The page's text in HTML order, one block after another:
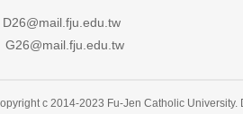
D26@mail.fju.edu.tw
G26@mail.fju.edu.tw
c 2014-2023 Fu-Jen Catholic